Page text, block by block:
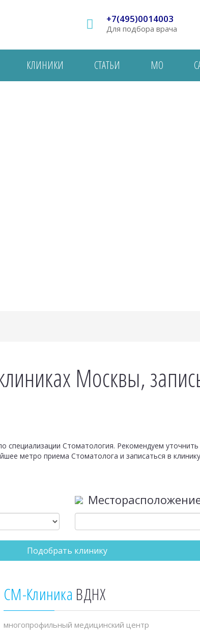
+7(495)0014003
Для подбора врача
КЛИНИКИ СТАТЬИ МО
Москвы,
специализации Стоматология. Рекомендуем
метро приема Стоматолога и записаться в
Подобрать клинику
СМ-Клиника ВДНХ
многопрофильный медицинский центр